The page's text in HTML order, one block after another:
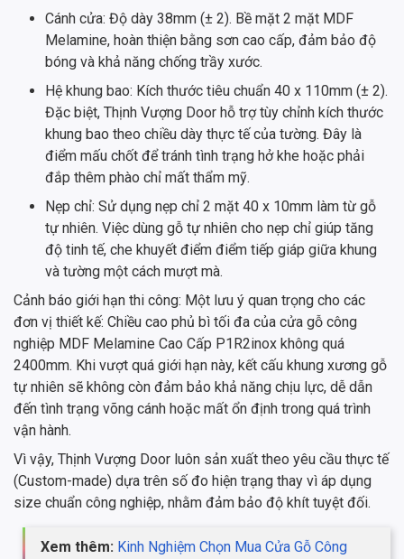
Cánh cửa: Độ dày 38mm (± 2). Bề mặt 2 mặt MDF
Melamine, hoàn thiện bằng sơn cao cấp, đảm bảo độ
bóng và khả năng chống trầy xước.
Hệ khung bao: Kích thước tiêu chuẩn 40 x 110mm (± 2).
Đặc biệt, Thịnh Vượng Door hỗ trợ tùy chỉnh kích thước
khung bao theo chiều dày thực tế của tường. Đây là
điểm mấu chốt để tránh tình trạng hở khe hoặc phải
đắp thêm phào chỉ mất thẩm mỹ.
Nẹp chỉ: Sử dụng nẹp chỉ 2 mặt 40 x 10mm làm từ gỗ
tự nhiên. Việc dùng gỗ tự nhiên cho nẹp chỉ giúp tăng
độ tinh tế, che khuyết điểm điểm tiếp giáp giữa khung
và tường một cách mượt mà.
Cảnh báo giới hạn thi công: Một lưu ý quan trọng cho các
đơn vị thiết kế: Chiều cao phủ bì tối đa của cửa gỗ công
nghiệp MDF Melamine Cao Cấp P1R2inox không quá
2400mm. Khi vượt quá giới hạn này, kết cấu khung xương gỗ
tự nhiên sẽ không còn đảm bảo khả năng chịu lực, dễ dẫn
đến tình trạng võng cánh hoặc mất ổn định trong quá trình
vận hành.
Vì vậy, Thịnh Vượng Door luôn sản xuất theo yêu cầu thực tế
(Custom-made) dựa trên số đo hiện trạng thay vì áp dụng
size chuẩn công nghiệp, nhằm đảm bảo độ khít tuyệt đối.
Xem thêm: Kinh Nghiệm Chọn Mua Cửa Gỗ Công